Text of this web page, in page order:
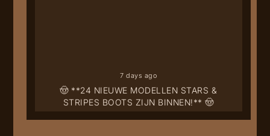
🤠 **24 NIEUWE MODELLEN STARS &
STRIPES BOOTS ZIJN BINNEN!** 🤠
7 days ago